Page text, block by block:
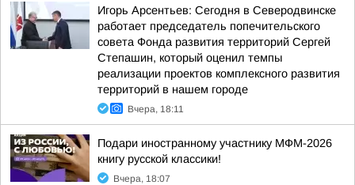
Игорь Арсентьев: Сегодня в Северодвинске
работает председатель попечительского
совета Фонда развития территорий Сергей
Степашин, который оценил темпы
реализации проектов комплексного развития
территорий в нашем городе
Вчера, 18:11
Подари иностранному участнику МФМ-2026
книгу русской классики!
Вчера, 18:07